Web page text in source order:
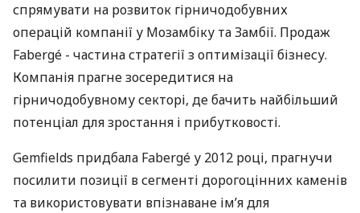
спрямувати на розвиток гірничодобувних
операцій компанії у Мозамбіку та Замбії. Продаж
Fabergé - частина стратегії з оптимізації бізнесу.
Компанія прагне зосередитися на
гірничодобувному секторі, де бачить найбільший
потенціал для зростання і прибутковості.
Gemfields придбала Fabergé у 2012 році, прагнучи
посилити позиції в сегменті дорогоцінних каменів
та використовувати впізнаване ім’я для